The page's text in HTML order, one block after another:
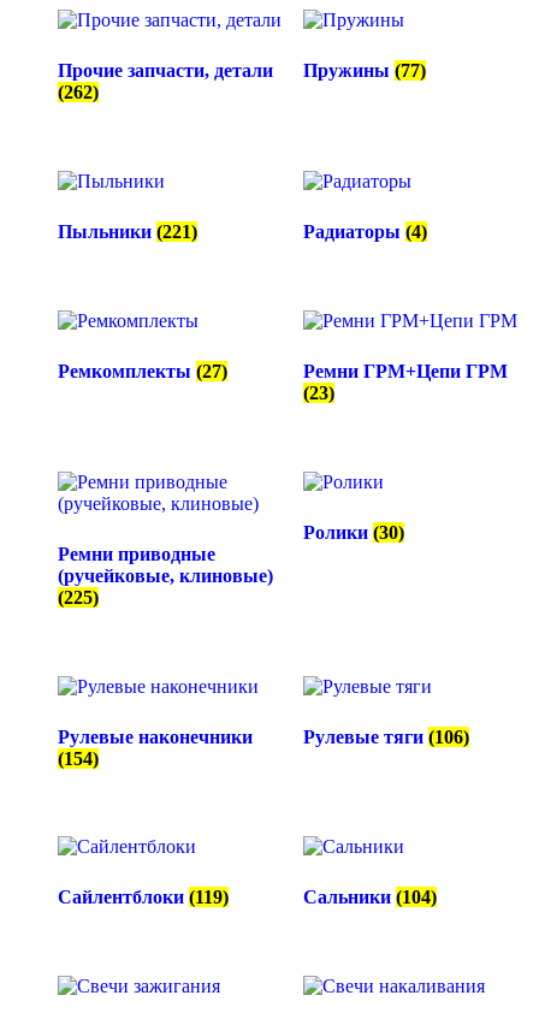
Прочие запчасти, детали
(262)
Пружины (77)
Пыльники (221) Радиаторы (4)
Ремкомплекты (27)
Ремни ГРМ+Цепи ГРМ
(23)
Ремни приводные
(ручейковые, клиновые)
(225)
Ролики (30)
Рулевые наконечники
(154)
Рулевые тяги (106)
Сайлентблоки (119) Сальники (104)